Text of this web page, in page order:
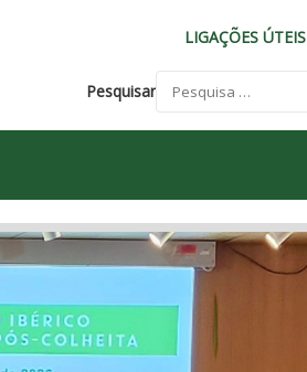
LIGAÇÕES ÚTEIS
Pesquisar